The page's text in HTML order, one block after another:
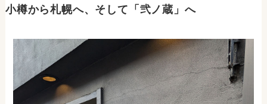
小樽から札幌へ、そして「弐ノ蔵」へ